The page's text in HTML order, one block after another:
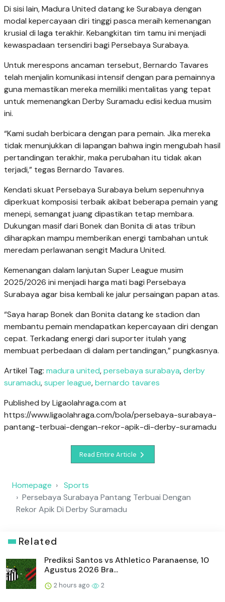
Di sisi lain, Madura United datang ke Surabaya dengan
modal kepercayaan diri tinggi pasca meraih kemenangan
krusial di laga terakhir. Kebangkitan tim tamu ini menjadi
kewaspadaan tersendiri bagi Persebaya Surabaya.
Untuk merespons ancaman tersebut, Bernardo Tavares
telah menjalin komunikasi intensif dengan para pemainnya
guna memastikan mereka memiliki mentalitas yang tepat
untuk memenangkan Derby Suramadu edisi kedua musim
ini.
“Kami sudah berbicara dengan para pemain. Jika mereka
tidak menunjukkan di lapangan bahwa ingin mengubah hasil
pertandingan terakhir, maka perubahan itu tidak akan
terjadi,” tegas Bernardo Tavares.
Kendati skuat Persebaya Surabaya belum sepenuhnya
diperkuat komposisi terbaik akibat beberapa pemain yang
menepi, semangat juang dipastikan tetap membara.
Dukungan masif dari Bonek dan Bonita di atas tribun
diharapkan mampu memberikan energi tambahan untuk
meredam perlawanan sengit Madura United.
Kemenangan dalam lanjutan Super League musim
2025/2026 ini menjadi harga mati bagi Persebaya
Surabaya agar bisa kembali ke jalur persaingan papan atas.
“Saya harap Bonek dan Bonita datang ke stadion dan
membantu pemain mendapatkan kepercayaan diri dengan
cepat. Terkadang energi dari suporter itulah yang
membuat perbedaan di dalam pertandingan,” pungkasnya.
Artikel Tag: madura united,persebaya surabaya,derby
suramadu,super league,bernardo tavares
Published by Ligaolahraga.com at
https://www.ligaolahraga.com/bola/persebaya-surabaya-
pantang-terbuai-dengan-rekor-apik-di-derby-suramadu
Read Entire Article
Homepage
Sports
Persebaya Surabaya Pantang Terbuai Dengan
Rekor Apik Di Derby Suramadu
Related
Prediksi Santos vs Athletico Paranaense, 10
Agustus 2026 Bra...
2 hours ago 2